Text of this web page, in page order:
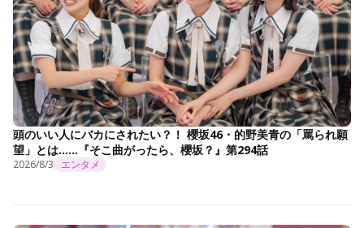
頭のいい人にバカにされたい？！ 櫻坂46・的野美青の「罵られ願
望」とは……『そこ曲がったら、櫻坂？』第294話
2026/8/3 エンタメ